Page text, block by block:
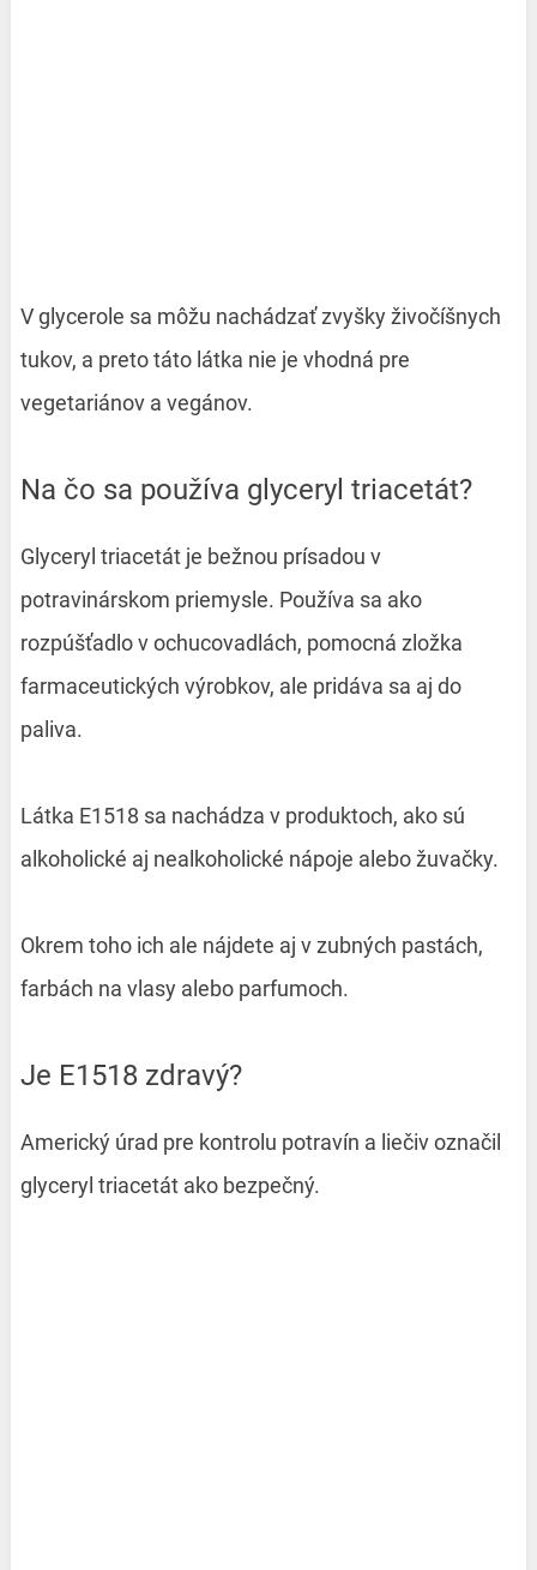
V glycerole sa môžu nachádzať zvyšky živočíšnych
tukov, a preto táto látka nie je vhodná pre
vegetariánov a vegánov.
Na čo sa používa glyceryl triacetát?
Glyceryl triacetát je bežnou prísadou v
potravinárskom priemysle. Používa sa ako
rozpúšťadlo v ochucovadlách, pomocná zložka
farmaceutických výrobkov, ale pridáva sa aj do
paliva.
Látka E1518 sa nachádza v produktoch, ako sú
alkoholické aj nealkoholické nápoje alebo žuvačky.
Okrem toho ich ale nájdete aj v zubných pastách,
farbách na vlasy alebo parfumoch.
Je E1518 zdravý?
Americký úrad pre kontrolu potravín a liečiv označil
glyceryl triacetát ako bezpečný.